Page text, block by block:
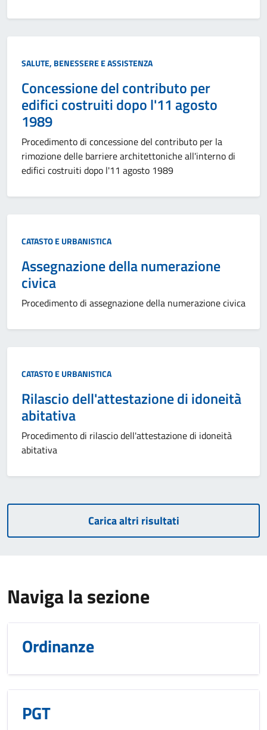
SALUTE, BENESSERE E ASSISTENZA
Concessione del contributo per
edifici costruiti dopo l'11 agosto
1989
Procedimento di concessione del contributo per la
rimozione delle barriere architettoniche all'interno di
edifici costruiti dopo l'11 agosto 1989
CATASTO E URBANISTICA
Assegnazione della numerazione
civica
Procedimento di assegnazione della numerazione civica
CATASTO E URBANISTICA
Rilascio dell'attestazione di idoneità
abitativa
Procedimento di rilascio dell'attestazione di idoneità
abitativa
Carica altri risultati
Naviga la sezione
Ordinanze
PGT